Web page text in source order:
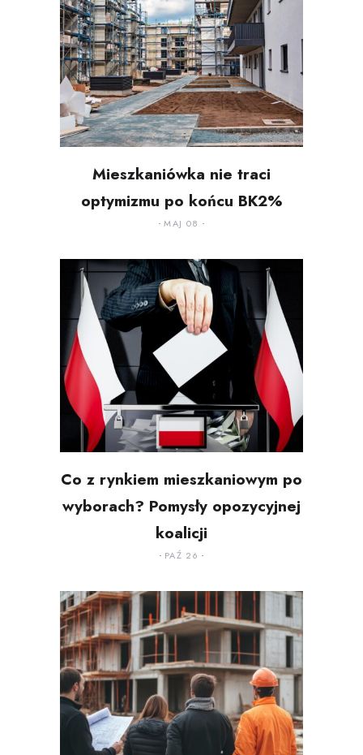
Mieszkaniówka nie traci
optymizmu po końcu BK2%
MAJ 08
Co z rynkiem mieszkaniowym po
wyborach? Pomysły opozycyjnej
koalicji
PAŹ 26